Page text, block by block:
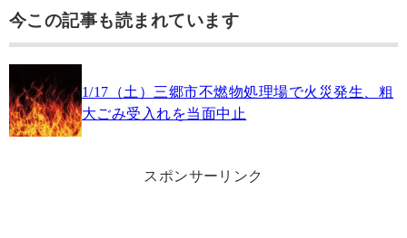
今この記事も読まれています
1/17（土）三郷市不燃物処理場で火災発生、粗
大ごみ受入れを当面中止
スポンサーリンク